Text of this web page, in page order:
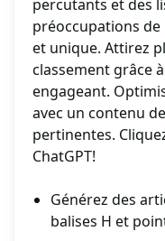
percutants et des
préoccupations
et unique. Attirez
classement grâce
engageant.
avec un contenu
pertinentes.
ChatGPT!
Générez des
balises H et